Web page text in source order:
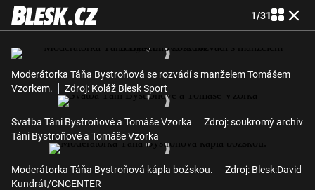
1/31
Moderátorka Táňa Bystroňová se rozvádí s manželem Tomášem
Vzorkem.
Zdroj: Koláž Blesk Sport
Svatba Táni Bystroňové a Tomáše Vzorka
Zdroj: soukromý archiv
Táni Bystroňové a Tomáše Vzorka
Moderátorka Táňa Bystroňová kápla božskou.
Zdroj: Blesk:David
Kundrát/CNCENTER